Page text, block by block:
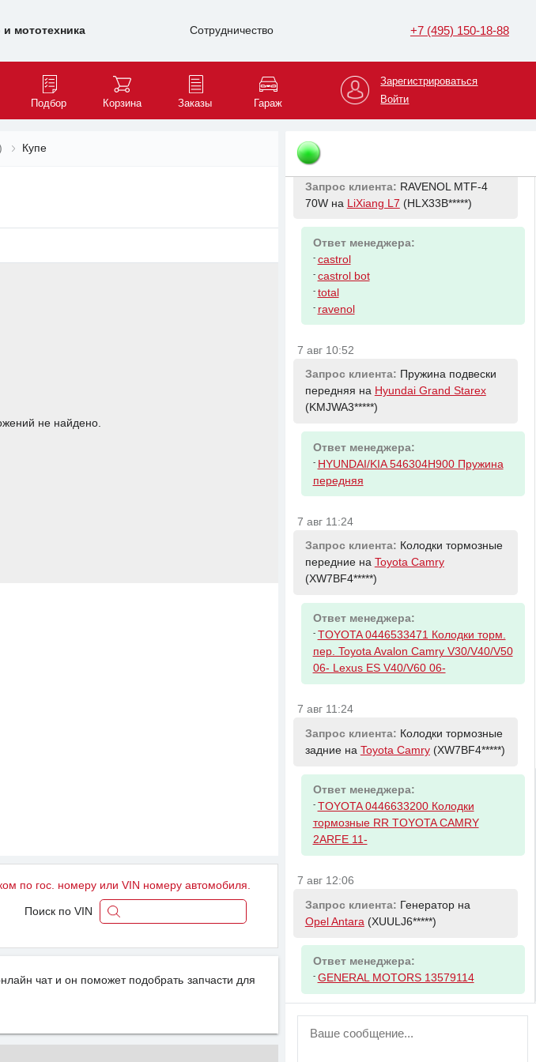
и мототехника Сотрудничество +7 (495) 150-18-88
Подбор Корзина Заказы Гараж
Зарегистрироваться
Войти
Купе
не найдено.
по гос. номеру или VIN номеру автомобиля.
Поиск по VIN
чат и он поможет подобрать запчасти для
castrol bot
-ravenol
7 авг 10:42
Запрос клиента: RAVENOL MTF-4
70W на LiXiang L7 (HLX33B*****)
Ответ менеджера:
- castrol
- castrol bot
- total
- ravenol
7 авг 10:52
Запрос клиента: Пружина подвески
передняя на Hyundai Grand Starex
(KMJWA3*****)
Ответ менеджера:
- HYUNDAI/KIA 546304H900 Пружина
передняя
7 авг 11:24
Запрос клиента: Колодки тормозные
передние на Toyota Camry
(XW7BF4*****)
Ответ менеджера:
- TOYOTA 0446533471 Колодки торм.
пер. Toyota Avalon Camry V30/V40/V50
06- Lexus ES V40/V60 06-
7 авг 11:24
Запрос клиента: Колодки тормозные
задние на Toyota Camry(XW7BF4*****)
Ответ менеджера:
- TOYOTA 0446633200 Колодки
тормозные RR TOYOTA CAMRY
2ARFE 11-
7 авг 12:06
Запрос клиента: Генератор на
Opel Antara (XUULJ6*****)
Ответ менеджера:
- GENERAL MOTORS 13579114
ВНИМАНИЕ!